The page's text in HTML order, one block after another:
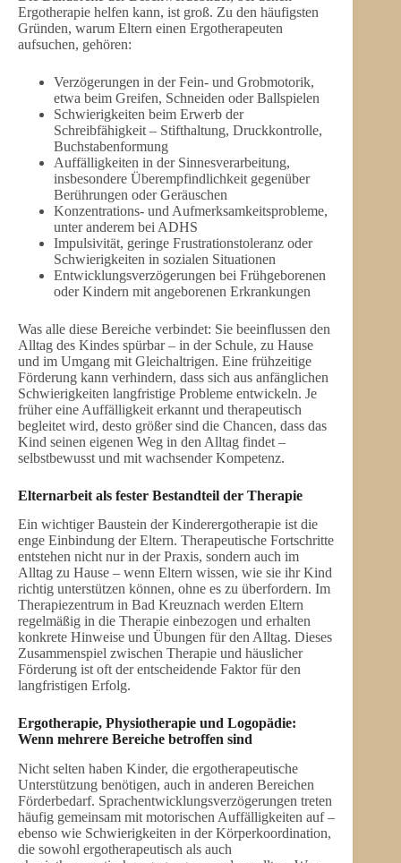
Ergotherapie helfen kann, ist groß. Zu den häufigsten
Gründen, warum Eltern einen Ergotherapeuten
aufsuchen, gehören:
Verzögerungen in der Fein- und Grobmotorik,
etwa beim Greifen, Schneiden oder Ballspielen
Schwierigkeiten beim Erwerb der
Schreibfähigkeit – Stifthaltung, Druckkontrolle,
Buchstabenformung
Auffälligkeiten in der Sinnesverarbeitung,
insbesondere Überempfindlichkeit gegenüber
Berührungen oder Geräuschen
Konzentrations- und Aufmerksamkeitsprobleme,
unter anderem bei ADHS
Impulsivität, geringe Frustrationstoleranz oder
Schwierigkeiten in sozialen Situationen
Entwicklungsverzögerungen bei Frühgeborenen
oder Kindern mit angeborenen Erkrankungen
Was alle diese Bereiche verbindet: Sie beeinflussen den
Alltag des Kindes spürbar – in der Schule, zu Hause
und im Umgang mit Gleichaltrigen. Eine frühzeitige
Förderung kann verhindern, dass sich aus anfänglichen
Schwierigkeiten langfristige Probleme entwickeln. Je
früher eine Auffälligkeit erkannt und therapeutisch
begleitet wird, desto größer sind die Chancen, dass das
Kind seinen eigenen Weg in den Alltag findet –
selbstbewusst und mit wachsender Kompetenz.
Elternarbeit als fester Bestandteil der Therapie
Ein wichtiger Baustein der Kinderergotherapie ist die
enge Einbindung der Eltern. Therapeutische Fortschritte
entstehen nicht nur in der Praxis, sondern auch im
Alltag zu Hause – wenn Eltern wissen, wie sie ihr Kind
richtig unterstützen können, ohne es zu überfordern. Im
Therapiezentrum in Bad Kreuznach werden Eltern
regelmäßig in die Therapie einbezogen und erhalten
konkrete Hinweise und Übungen für den Alltag. Dieses
Zusammenspiel zwischen Therapie und häuslicher
Förderung ist oft der entscheidende Faktor für den
langfristigen Erfolg.
Ergotherapie, Physiotherapie und Logopädie:
Wenn mehrere Bereiche betroffen sind
Nicht selten haben Kinder, die ergotherapeutische
Unterstützung benötigen, auch in anderen Bereichen
Förderbedarf. Sprachentwicklungsverzögerungen treten
häufig gemeinsam mit motorischen Auffälligkeiten auf –
ebenso wie Schwierigkeiten in der Körperkoordination,
die sowohl ergotherapeutisch als auch